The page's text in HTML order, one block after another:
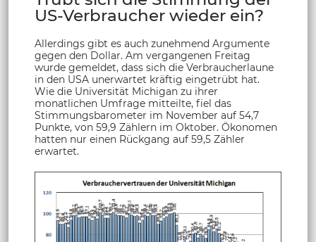
US-Verbraucher wieder ein?
Allerdings gibt es auch zunehmend Argumente
gegen den Dollar. Am vergangenen Freitag
wurde gemeldet, dass sich die Verbraucherlaune
in den USA unerwartet kräftig eingetrübt hat.
Wie die Universität Michigan zu ihrer
monatlichen Umfrage mitteilte, fiel das
Stimmungsbarometer im November auf 54,7
Punkte, von 59,9 Zählern im Oktober. Ökonomen
hatten nur einen Rückgang auf 59,5 Zähler
erwartet.